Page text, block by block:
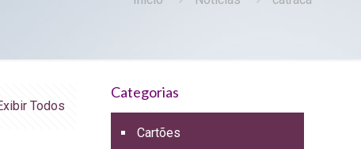
Todos
Categorias
Cartões